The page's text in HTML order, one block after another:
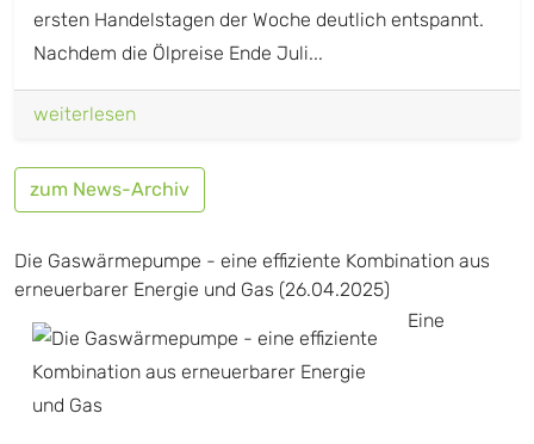
ersten Handelstagen der Woche deutlich entspannt.
Nachdem die Ölpreise Ende Juli...
weiterlesen
zum News-Archiv
Die Gaswärmepumpe - eine effiziente Kombination aus
erneuerbarer Energie und Gas (26.04.2025)
Eine